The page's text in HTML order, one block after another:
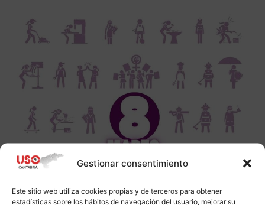
Gestionar consentimiento
Este sitio web utiliza cookies propias y de terceros para obtener
estadísticas sobre los hábitos de navegación del usuario, mejorar su